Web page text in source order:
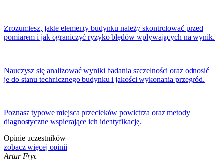
Zrozumiesz, jakie elementy budynku należy skontrolować przed
pomiarem i jak ograniczyć ryzyko błędów wpływających na wynik.
Nauczysz się analizować wyniki badania szczelności oraz odnosić
je do stanu technicznego budynku i jakości wykonania przegród.
Poznasz typowe miejsca przecieków powietrza oraz metody
diagnostyczne wspierające ich identyfikację.
Opinie uczestników
zobacz więcej opinii
Artur Fryc